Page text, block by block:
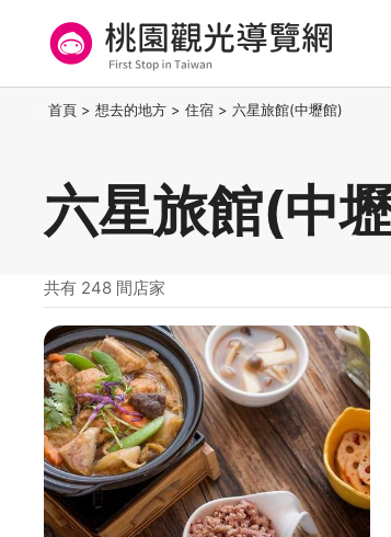
要
桃園觀光導覽網
首頁 > 想去的地方 > 住宿 > 六星旅館(中壢館)
六星旅館(中
共有 248 間店家